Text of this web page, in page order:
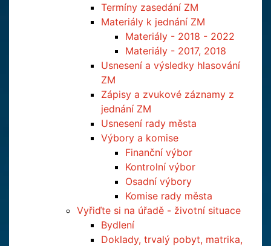
Termíny zasedání ZM
Materiály k jednání ZM
Materiály - 2018 - 2022
Materiály - 2017, 2018
Usnesení a výsledky hlasování
ZM
Zápisy a zvukové záznamy z
jednání ZM
Usnesení rady města
Výbory a komise
Finanční výbor
Kontrolní výbor
Osadní výbory
Komise rady města
Vyřiďte si na úřadě - životní situace
Bydlení
Doklady, trvalý pobyt, matrika,